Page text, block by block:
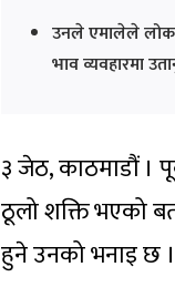
उनले एमालेले
भाव व्यवहारमा
३ जेठ, काठमाडौं ।
ठूलो शक्ति भएको
हुने उनको भनाइ छ ।